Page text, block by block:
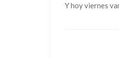
Y hoy viernes